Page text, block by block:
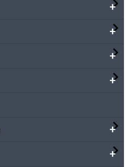
+
+
+
+
+
+